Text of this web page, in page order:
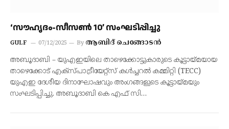
‘സൗഹൃദം-സീസൺ 10’ സംഘടിപ്പിച്ചു
GULF 07/12/2025 By ആബിദ് ചെങ്ങോടൻ
അബൂദാബി – യുഎഇയിലെ താഴെക്കോട്ടുകാരുടെ കൂട്ടായ്മയായ
താഴെക്കോട് എക്സ്പാട്രീയേറ്റ്സ് കൾച്ചറൽ കമ്മിറ്റി (TECC)
യുഎഇ ദേശീയ ദിനാഘോഷവും അംഗങ്ങളുടെ കൂട്ടായ്മയും
സംഘടിപ്പിച്ചു. അബൂദാബി കെ എഫ് സി…